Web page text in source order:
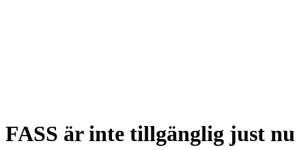
FASS är inte tillgänglig just nu